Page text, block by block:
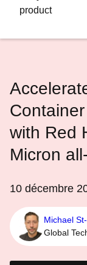
product
with Red
Micron
10 décembre
Michael
Global